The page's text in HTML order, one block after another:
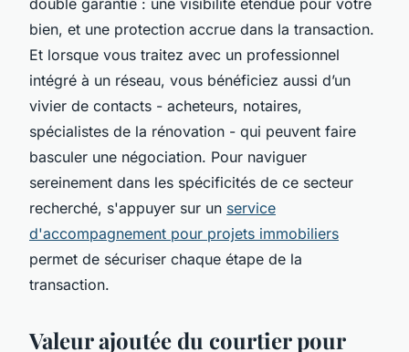
bien, et une protection accrue dans la transaction.
Et lorsque vous traitez avec un professionnel
intégré à un réseau, vous bénéficiez aussi d’un
vivier de contacts - acheteurs, notaires,
spécialistes de la rénovation - qui peuvent faire
basculer une négociation. Pour naviguer
sereinement dans les spécificités de ce secteur
recherché, s'appuyer sur un service
d'accompagnement pour projets immobiliers
permet de sécuriser chaque étape de la
transaction.
Valeur ajoutée du courtier pour